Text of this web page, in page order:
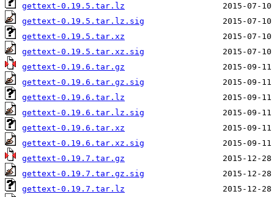
gettext-0.19.5.tar.lz
gettext-0.19.5.tar.lz.sig
gettext-0.19.5.tar.xz
gettext-0.19.5.tar.xz.sig
gettext-0.19.6.tar.gz
gettext-0.19.6.tar.gz.sig
gettext-0.19.6.tar.lz
gettext-0.19.6.tar.lz.sig
gettext-0.19.6.tar.xz
gettext-0.19.6.tar.xz.sig
gettext-0.19.7.tar.gz
gettext-0.19.7.tar.gz.sig
gettext-0.19.7.tar.lz